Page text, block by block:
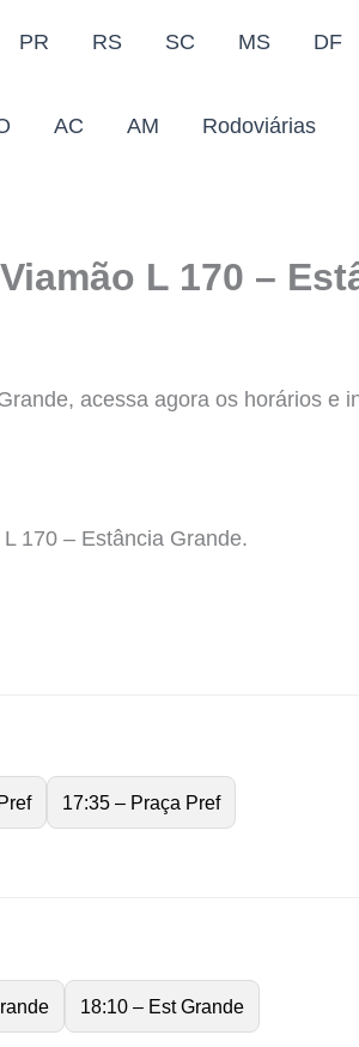
PR RS SC MS DF
AC AM Rodoviárias
L 170 –
acessa agora os horários e
170 – Estância Grande.
17:35 – Praça Pref
18:10 – Est Grande